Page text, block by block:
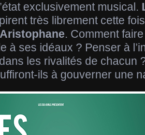
exclusivement musical.
très librement cette
Aristophane. Comment
à ses idéaux ? Penser à
les rivalités de chacun
ils à gouverner une